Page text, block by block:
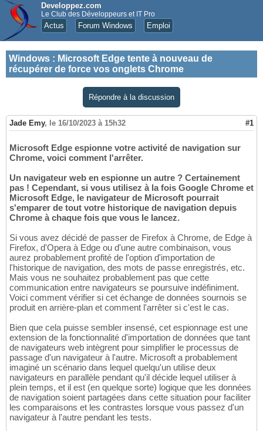
Developpez.com
Le Club des Développeurs et IT Pro
Actus Forum Windows Emploi
Windows : Microsoft Edge tente à nouveau de
récupérer de force vos onglets Chrome
Répondre à la discussion
Jade Emy, le 16/10/2023 à 15h32 #1
Microsoft Edge espionne votre activité de navigation sur
Chrome, voici comment l'arrêter.
Un navigateur web en espionne un autre ? Certainement
pas ! Cependant, si vous utilisez à la fois Google Chrome et
Microsoft Edge, le navigateur de Microsoft pourrait
s'emparer de tout votre historique de navigation depuis
Chrome à chaque fois que vous le lancez.
Si vous avez décidé de passer de Firefox à Chrome, de Edge à
Firefox, d'Opera à Edge ou d'une autre combinaison, vous
aurez probablement profité de l'option d'importation de
l'historique de navigation, des mots de passe enregistrés, etc.
Mais vous ne souhaitez probablement pas que cette
communication entre navigateurs se poursuive indéfiniment.
Voici comment vérifier si cet échange de données sournois se
produit en arrière-plan et comment l'arrêter si c'est le cas.
Bien que cela puisse sembler insensé, cet espionnage est une
extension de la fonctionnalité d'importation de données que tant
de navigateurs web intègrent pour simplifier le processus de
passage d'un navigateur à l'autre. Microsoft a probablement
imaginé un scénario dans lequel quelqu'un utilise deux
navigateurs en parallèle pendant qu'il décide lequel utiliser à
plein temps, et il est (en quelque sorte) logique que les données
de navigation soient partagées dans cette situation pour faciliter
les comparaisons et les contrastes lorsque vous passez d'un
navigateur à l'autre pendant les tests.